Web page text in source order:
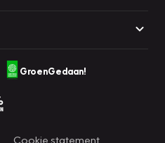
GroenGedaan!
Cookie statement